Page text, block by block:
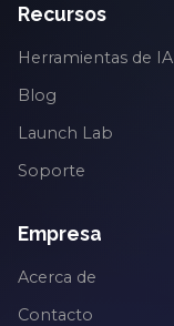
Recursos
Herramientas de IA
Blog
Launch Lab
Soporte
Empresa
Acerca de
Contacto